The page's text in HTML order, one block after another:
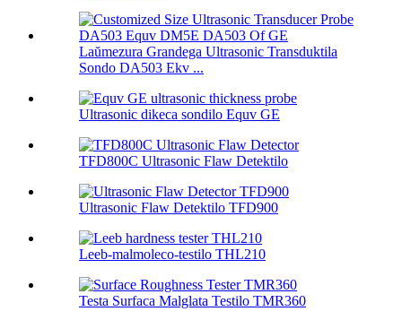
Laŭmezura Grandega Ultrasonic Transduktila
Sondo DA503 Ekv ...
Ultrasonic dikeca sondilo Equv GE
TFD800C Ultrasonic Flaw Detektilo
Ultrasonic Flaw Detektilo TFD900
Leeb-malmoleco-testilo THL210
Testa Surfaca Malglata Testilo TMR360